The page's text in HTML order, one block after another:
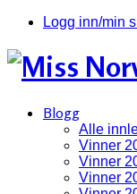
Logg inn/min
Blogg
Alle
Vinner
Vinner
Vinner